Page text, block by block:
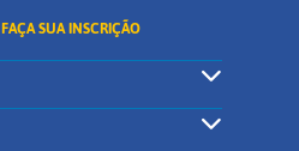
FAÇA SUA INSCRIÇÃO